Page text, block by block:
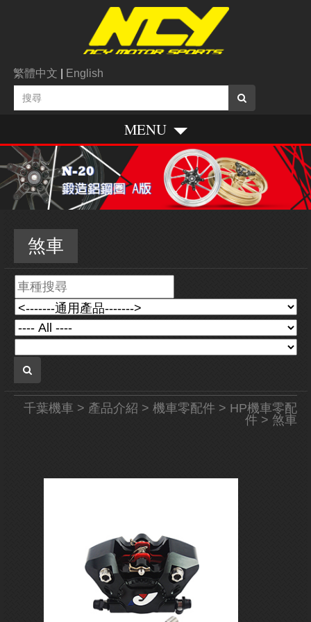
繁體中文 English
MENU
煞車
千葉機車 > 產品介紹 > 機車零配件 > HP機車零配
件 > 煞車